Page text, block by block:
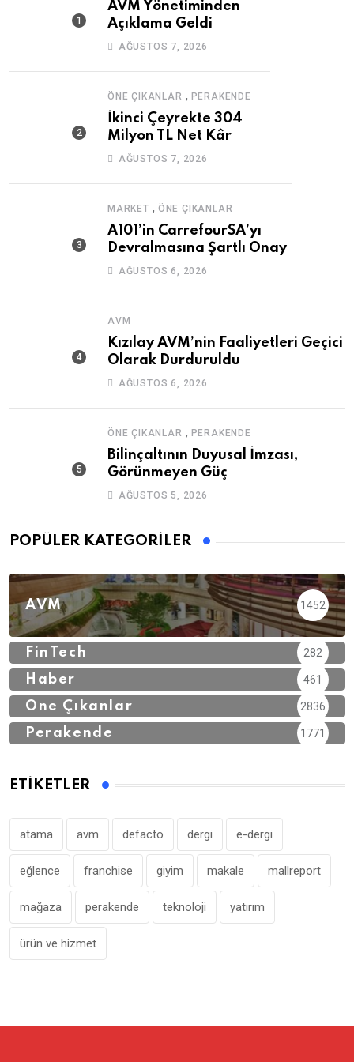
AVM Yönetiminden
Açıklama Geldi
AĞUSTOS 7, 2026
ÖNE ÇIKANLAR , PERAKENDE
İkinci Çeyrekte 304
Milyon TL Net Kâr
AĞUSTOS 7, 2026
MARKET , ÖNE ÇIKANLAR
A101’in CarrefourSA’yı
Devralmasına Şartlı Onay
AĞUSTOS 6, 2026
AVM
Kızılay AVM’nin Faaliyetleri Geçici
Olarak Durduruldu
AĞUSTOS 6, 2026
ÖNE ÇIKANLAR , PERAKENDE
Bilinçaltının Duyusal İmzası,
Görünmeyen Güç
AĞUSTOS 5, 2026
POPÜLER KATEGORILER
AVM 1452
FinTech 282
Haber 461
Öne Çıkanlar 2836
Perakende 1771
ETIKETLER
atama avm defacto dergi e-dergi
eğlence franchise giyim makale mallreport
mağaza perakende teknoloji yatırım
ürün ve hizmet